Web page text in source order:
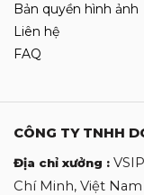
Bản quyền hình ảnh
Liên hệ
FAQ
CÔNG TY TNHH
Địa chỉ xưởng :
Chí Minh, Việt Nam